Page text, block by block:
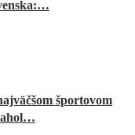
športovom